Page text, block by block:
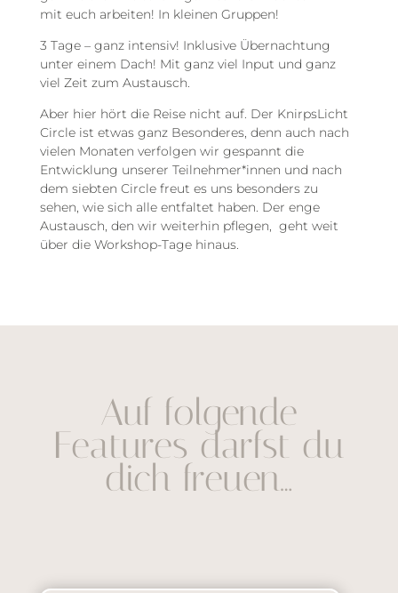
mit euch arbeiten! In kleinen Gruppen!
3 Tage – ganz intensiv! Inklusive Übernachtung
unter einem Dach! Mit ganz viel Input und ganz
viel Zeit zum Austausch.
Aber hier hört die Reise nicht auf. Der KnirpsLicht
Circle ist etwas ganz Besonderes, denn auch nach
vielen Monaten verfolgen wir gespannt die
Entwicklung unserer Teilnehmer*innen und nach
dem siebten Circle freut es uns besonders zu
sehen, wie sich alle entfaltet haben. Der enge
Austausch, den wir weiterhin pflegen, geht weit
über die Workshop-Tage hinaus.
Auf folgende
Features darfst du
dich freuen…